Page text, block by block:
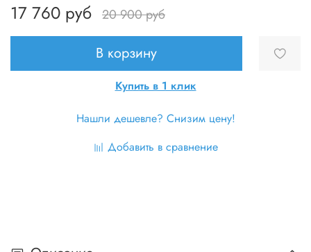
17 760 руб 20 900 руб
В корзину
Купить в 1 клик
Нашли дешевле? Снизим цену!
Добавить в сравнение